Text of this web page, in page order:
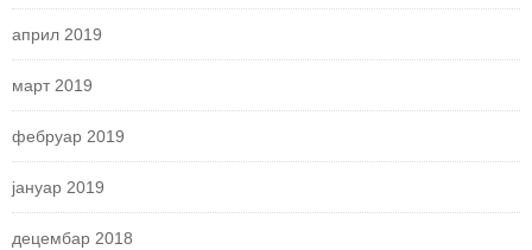
април 2019
март 2019
фебруар 2019
јануар 2019
децембар 2018